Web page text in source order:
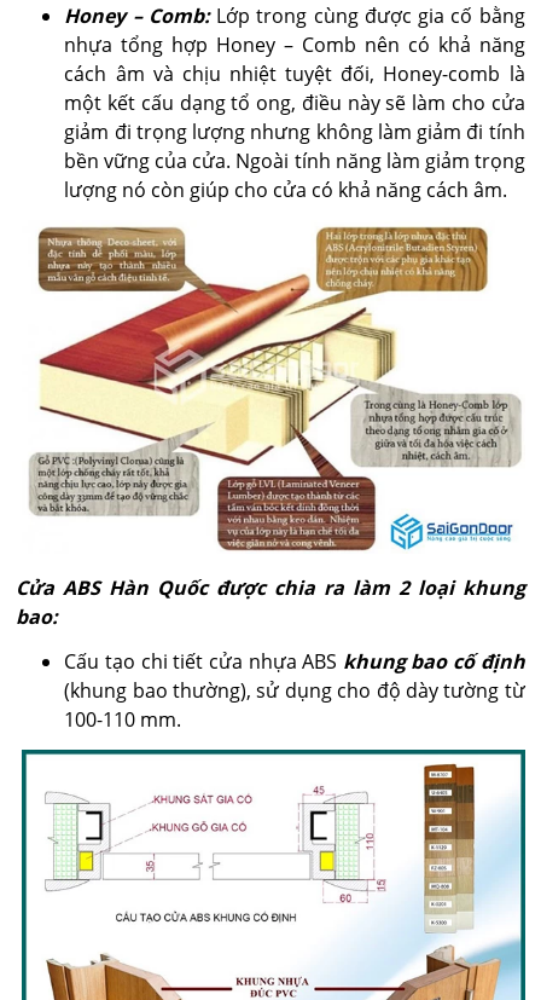
Honey – Comb:Lớp trong cùng được gia cố bằng
nhựa tổng hợp Honey – Comb nên có khả năng
cách âm và chịu nhiệt tuyệt đối, Honey-comb là
một kết cấu dạng tổ ong, điều này sẽ làm cho cửa
giảm đi trọng lượng nhưng không làm giảm đi tính
bền vững của cửa. Ngoài tính năng làm giảm trọng
lượng nó còn giúp cho cửa có khả năng cách âm.
Cửa ABS Hàn Quốc được chia ra làm 2 loại khung
bao:
Cấu tạo chi tiết cửa nhựa ABS khung bao cố định
(khung bao thường), sử dụng cho độ dày tường từ
100-110 mm.